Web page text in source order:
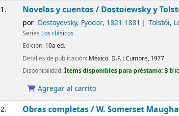
1. Novelas y cuentos / Dostoiewsky y
por Dostoyevsky, Fyodor, 1821-1881 Tolstói,
Series Los clásicos
Edición: 10a ed.
Detalles de publicación: México, D.F. :Cumbre, 1977
Disponibilidad:Ítems disponibles para préstamo:
Agregar al carrito
2. Obras completas /W. Somerset